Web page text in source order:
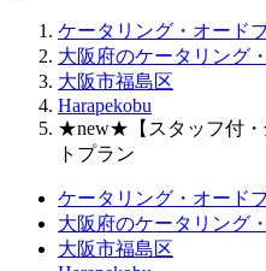
ケータリング・オード
大阪府のケータリング
大阪市福島区
Harapekobu
★new★【スタッフ付・
トプラン
ケータリング・オード
大阪府のケータリング
大阪市福島区